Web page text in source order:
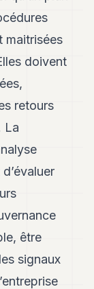
maitrisées
doivent
retours
La
être
signaux